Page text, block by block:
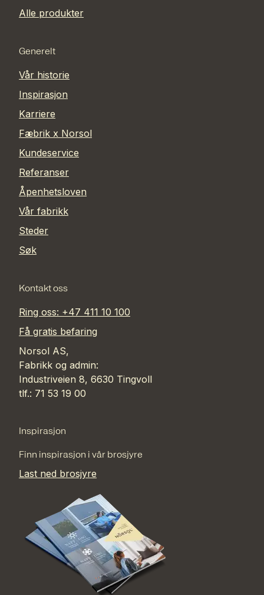
Alle produkter
Generelt
Vår historie
Inspirasjon
Karriere
Fæbrik x Norsol
Kundeservice
Referanser
Åpenhetsloven
Vår fabrikk
Steder
Søk
Kontakt oss
Ring oss: +47 411 10 100
Få gratis befaring
Norsol AS,
Fabrikk og admin:
Industriveien 8, 6630 Tingvoll
tlf.: 71 53 19 00
Inspirasjon
Finn inspirasjon i vår brosjyre
Last ned brosjyre